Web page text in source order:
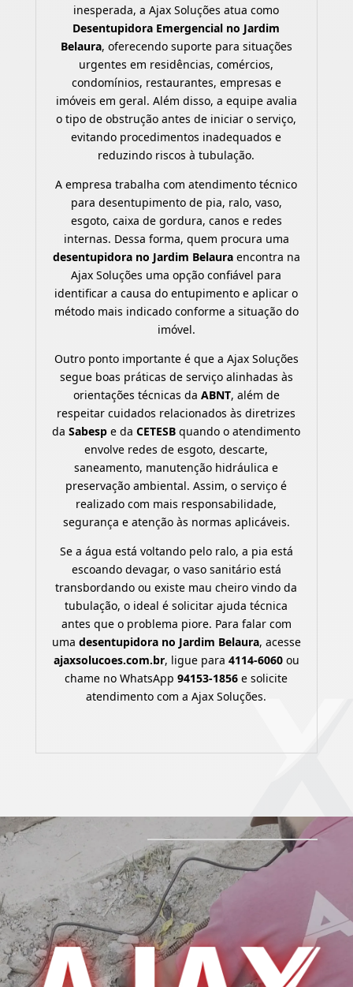
inesperada, a Ajax Soluções atua como
Desentupidora Emergencial no Jardim
Belaura, oferecendo suporte para situações
urgentes em residências, comércios,
condomínios, restaurantes, empresas e
imóveis em geral. Além disso, a equipe avalia
o tipo de obstrução antes de iniciar o serviço,
evitando procedimentos inadequados e
reduzindo riscos à tubulação.
A empresa trabalha com atendimento técnico
para desentupimento de pia, ralo, vaso,
esgoto, caixa de gordura, canos e redes
internas. Dessa forma, quem procura uma
desentupidora no Jardim Belauraencontra na
Ajax Soluções uma opção confiável para
identificar a causa do entupimento e aplicar o
método mais indicado conforme a situação do
imóvel.
Outro ponto importante é que a Ajax Soluções
segue boas práticas de serviço alinhadas às
orientações técnicas da ABNT, além de
respeitar cuidados relacionados às diretrizes
daSabesp e daCETESB quando o atendimento
envolve redes de esgoto, descarte,
saneamento, manutenção hidráulica e
preservação ambiental. Assim, o serviço é
realizado com mais responsabilidade,
segurança e atenção às normas aplicáveis.
Se a água está voltando pelo ralo, a pia está
escoando devagar, o vaso sanitário está
transbordando ou existe mau cheiro vindo da
tubulação, o ideal é solicitar ajuda técnica
antes que o problema piore. Para falar com
uma desentupidora no Jardim Belaura, acesse
ajaxsolucoes.com.br, ligue para 4114-6060ou
chame no WhatsApp94153-1856 e solicite
atendimento com a Ajax Soluções.